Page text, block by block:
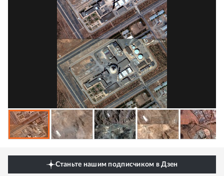
Станьте нашим подписчиком в Дзен